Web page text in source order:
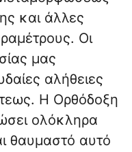
και άλλες
Οι
μας
αλήθειες
Η Ορθόδοξη
ολόκληρα
θαυμαστό αυτό